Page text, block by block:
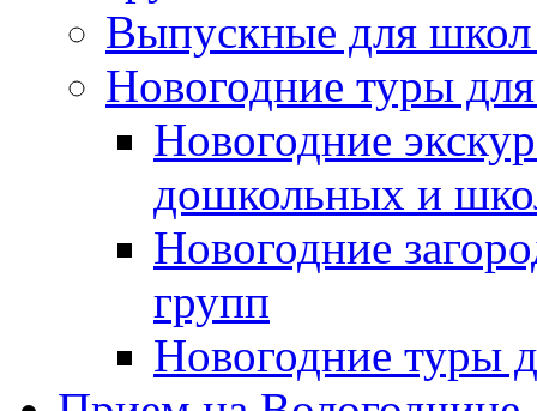
Выпускные для школ
Новогодние туры
Новогодние
дошкольных и
Новогодние
групп
Новогодние туры